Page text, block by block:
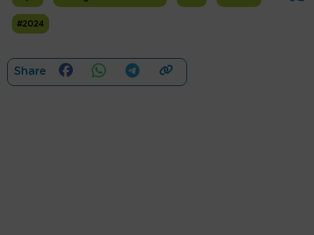
#2024
Share